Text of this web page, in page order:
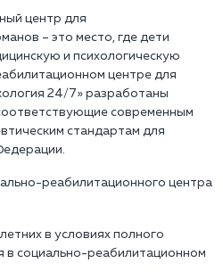
центр для
– это место, где дети
и психологическую
центре для
24/7» разработаны
современным
стандартам для
реабилитационного центра
в условиях полного
в социально-реабилитационном